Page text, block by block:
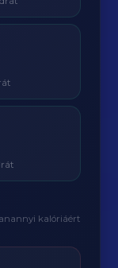
kalóriáért